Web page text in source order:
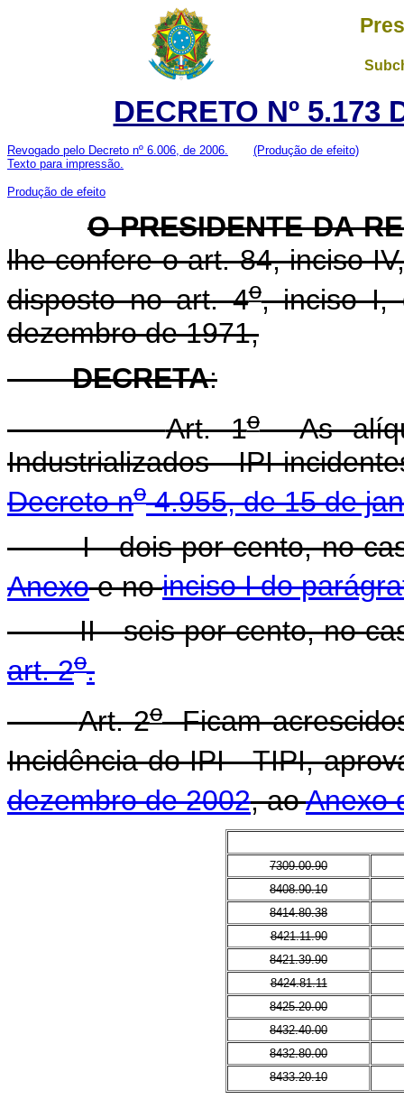
DECRETO Nº 5.173
Revogado pelo Decreto nº 6.006, de 2006.
(Produção de efeito)
Texto para impressão.
Produção de efeito
O PRESIDENTE DA
lhe confere o art. 84, inciso
disposto no art. 4o, inciso I,
dezembro de 1971,
DECRETA:
Art. 1oAs
Industrializados - IPI
Decreto no4.955, de 15 de
I - dois por cento, no caso
Anexoe noinciso I do
II - seis por cento, no caso
art. 2o.
Art. 2oFicam
Incidência do IPI - TIPI,
dezembro de 2002, aoAnexo
7309.00.90
8408.90.10
8414.80.38
8421.11.90
8421.39.90
8424.81.11
8425.20.00
8432.40.00
8432.80.00
8433.20.10